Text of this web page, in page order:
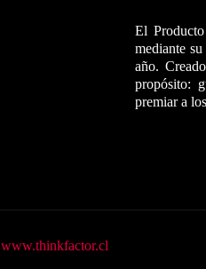
El
mediante
año.
propósito:
premiar a
www.thinkfactor.cl